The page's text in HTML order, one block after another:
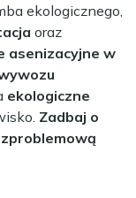
ekologicznego,
oraz
asenizacyjne w
ekologiczne
Zadbaj o